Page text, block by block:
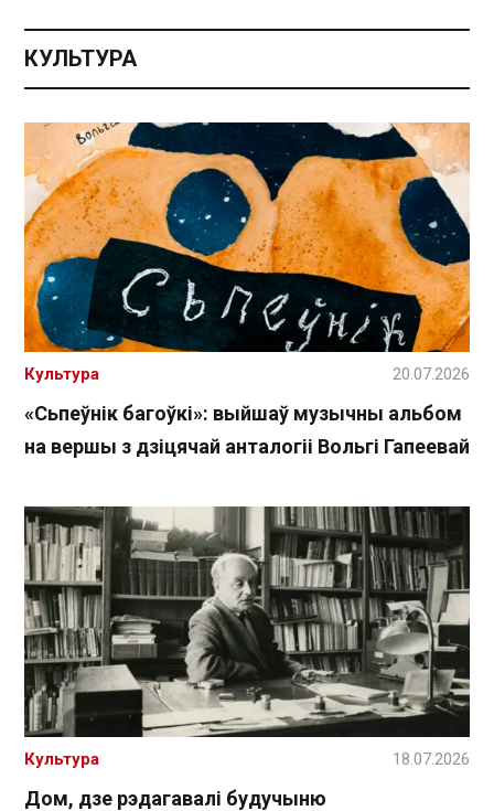
КУЛЬТУРА
«Сьпеўнік багоўкі»: выйшаў музычны альбом
на вершы з дзіцячай анталогіі Вольгі Гапеевай
Культура 20.07.2026
Дом, дзе рэдагавалі будучыню
Культура 18.07.2026